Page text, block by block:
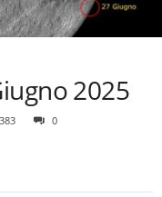
2025
0